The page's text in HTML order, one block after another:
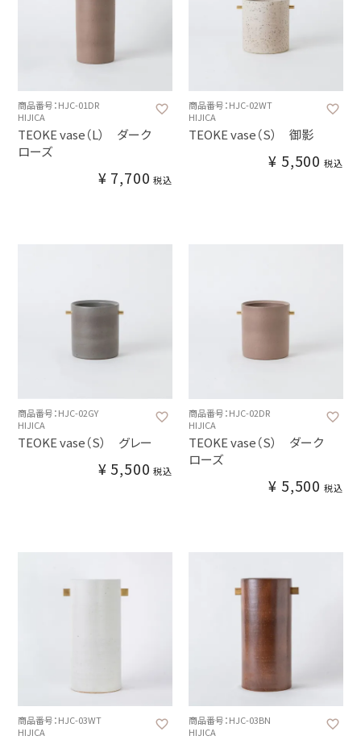
商品番号：HJC-01DR
HIJICA
TEOKE vase（L） ダーク
ローズ
¥ 7,700 税込
商品番号：HJC-02WT
HIJICA
TEOKE vase（S） 御影
¥ 5,500 税込
商品番号：HJC-02GY
HIJICA
TEOKE vase（S） グレー
¥ 5,500 税込
商品番号：HJC-02DR
HIJICA
TEOKE vase（S） ダーク
ローズ
¥ 5,500 税込
商品番号：HJC-03WT
HIJICA
商品番号：HJC-03BN
HIJICA